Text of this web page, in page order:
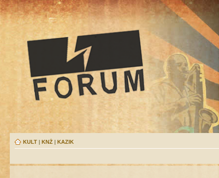
KULT | KNŻ | KAZIK